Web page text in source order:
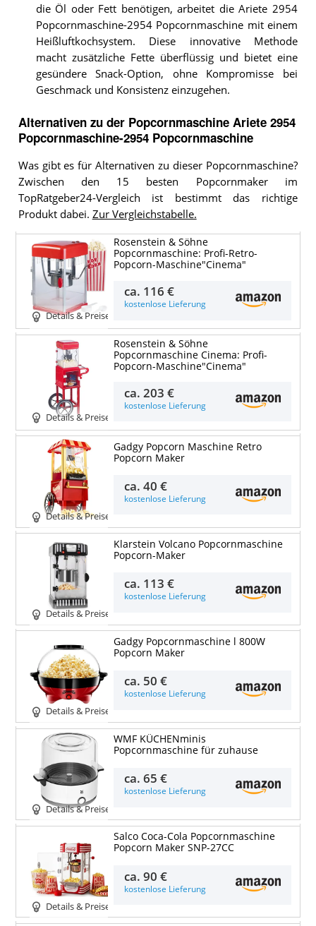
die Öl oder Fett benötigen, arbeitet die Ariete 2954
Popcornmaschine-2954 Popcornmaschine mit einem
Heißluftkochsystem. Diese innovative Methode
macht zusätzliche Fette überflüssig und bietet eine
gesündere Snack-Option, ohne Kompromisse bei
Geschmack und Konsistenz einzugehen.
Alternativen zu der Popcornmaschine Ariete 2954
Popcornmaschine-2954 Popcornmaschine
Was gibt es für Alternativen zu dieser Popcornmaschine?
Zwischen den 15 besten Popcornmaker im
TopRatgeber24-Vergleich ist bestimmt das richtige
Produkt dabei. Zur Vergleichstabelle.
Details & Preise
Rosenstein & Söhne
Popcornmaschine: Profi-Retro-
Popcorn-Maschine"Cinema"
ca. 116 €
kostenlose Lieferung
Details & Preise
Rosenstein & Söhne
Popcornmaschine Cinema: Profi-
Popcorn-Maschine"Cinema"
ca.203 €
kostenlose Lieferung
Details & Preise
Gadgy Popcorn Maschine Retro
Popcorn Maker
ca.40 €
kostenlose Lieferung
Details & Preise
Klarstein Volcano Popcornmaschine
Popcorn-Maker
ca. 113 €
kostenlose Lieferung
Details & Preise
Gadgy Popcornmaschine l 800W
Popcorn Maker
ca. 50 €
kostenlose Lieferung
Details & Preise
WMF KÜCHENminis
Popcornmaschine für zuhause
ca.65 €
kostenlose Lieferung
Details & Preise
Salco Coca-Cola Popcornmaschine
Popcorn Maker SNP-27CC
ca.90 €
kostenlose Lieferung